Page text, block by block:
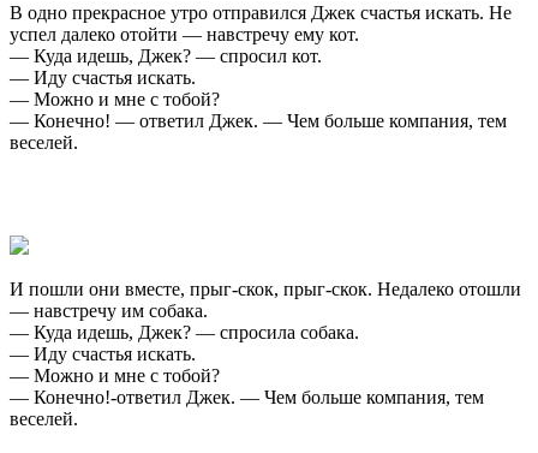
В одно прекрасное утро отправился Джек счастья искать. Не
успел далеко отойти — навстречу ему кот.
— Куда идешь, Джек? — спросил кот.
— Иду счастья искать.
— Можно и мне с тобой?
— Конечно! — ответил Джек. — Чем больше компания, тем
веселей.
И пошли они вместе, прыг-скок, прыг-скок. Недалеко отошли
— навстречу им собака.
— Куда идешь, Джек? — спросила собака.
— Иду счастья искать.
— Можно и мне с тобой?
— Конечно!-ответил Джек. — Чем больше компания, тем
веселей.